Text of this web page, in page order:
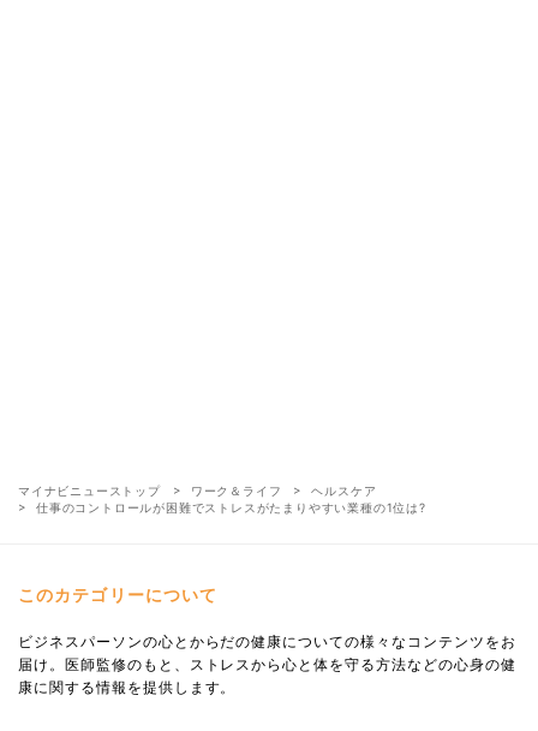
マイナビニューストップ ワーク＆ライフ
ヘルスケア
仕事のコントロールが困難でストレスがたまりやすい業種の1位は?
このカテゴリーについて
ビジネスパーソンの心とからだの健康についての様々なコンテンツをお
届け。医師監修のもと、ストレスから心と体を守る方法などの心身の健
康に関する情報を提供します。